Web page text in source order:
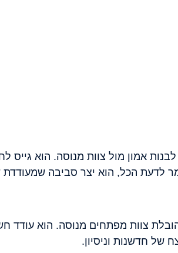
אמון מול צוות מנוסה. הוא גייס
לדעת הכל, הוא יצר סביבה שמעודדת
צוות מפתחים מנוסה. הוא עודד
של חדשנות וניסיון.